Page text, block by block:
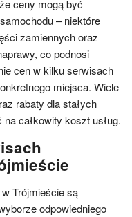
ceny mogą być
– niektóre
zamiennych oraz
co podnosi
cen w kilku serwisach
miejsca. Wiele
rabaty dla stałych
całkowity koszt usług.
Trójmieście są
odpowiedniego